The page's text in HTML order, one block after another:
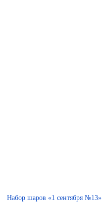
Набор шаров «1 сентября №13»